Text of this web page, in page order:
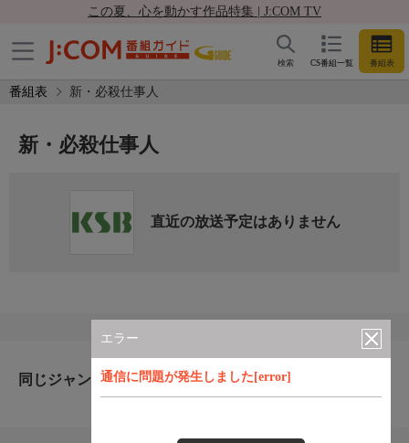
この夏、心を動かす作品特集 | J:COM TV
CS番組一覧 番組表
検索
番組表 新・必殺仕事人
エラー
通信に問題が発生しました[error]
新・必殺仕事人
直近の放送予定はありません
同じジャンルのおすすめ番組